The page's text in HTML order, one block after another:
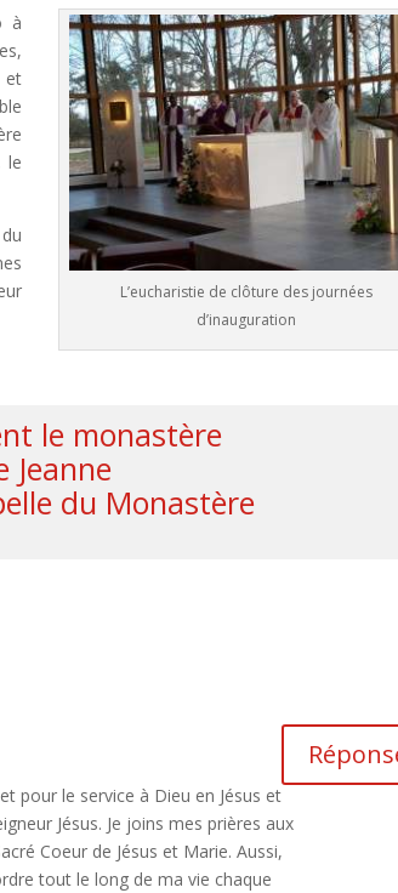
L’eucharistie de clôture des journées
d’inauguration
à
et
le
le monastère
Jeanne
du Monastère
pour le service à Dieu en Jésus et
Jésus. Je joins mes prières aux
Coeur de Jésus et Marie. Aussi,
tout le long de ma vie chaque